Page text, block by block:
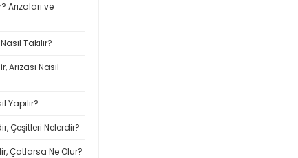
Arızaları ve
Takılır?
Arızası Nasıl
Yapılır?
Çeşitleri Nelerdir?
Çatlarsa Ne Olur?